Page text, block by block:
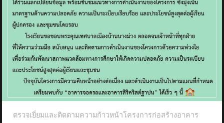
ตรวจเยี่ยมและติดตามความก้าวหน้าโครงการก่อสร้างอาคาร